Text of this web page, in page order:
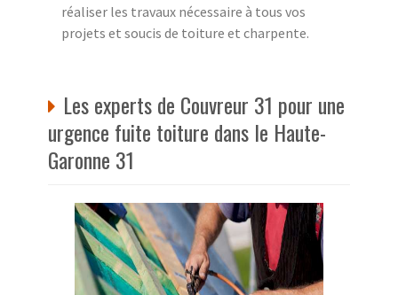
réaliser les travaux nécessaire à tous vos
projets et soucis de toiture et charpente.
Les experts de Couvreur 31 pour une
urgence fuite toiture dans le Haute-
Garonne 31